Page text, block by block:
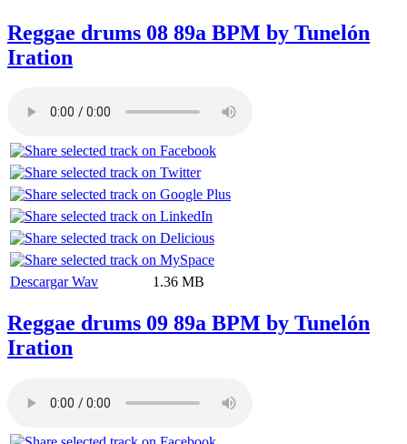
Reggae drums 08 89a BPM by Tunelón
Iration
Descargar Wav 1.36 MB
Reggae drums 09 89a BPM by Tunelón
Iration